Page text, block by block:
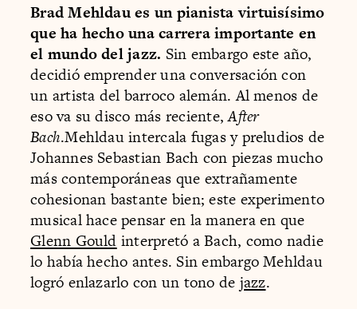
Brad Mehldau es un pianista virtuisísimo
que ha hecho una carrera importante en
el mundo del jazz. Sin embargo este año,
decidió emprender una conversación con
un artista del barroco alemán. Al menos de
eso va su disco más reciente,After
Bach.Mehldau intercala fugas y preludios de
Johannes Sebastian Bach con piezas mucho
más contemporáneas que extrañamente
cohesionan bastante bien; este experimento
musical hace pensar en la manera en que
Glenn Gould interpretó a Bach, como nadie
lo había hecho antes. Sin embargo Mehldau
logró enlazarlo con un tono de jazz.